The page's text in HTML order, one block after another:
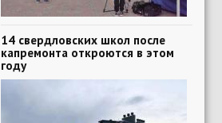
14 свердловских школ после
капремонта откроются в этом
году